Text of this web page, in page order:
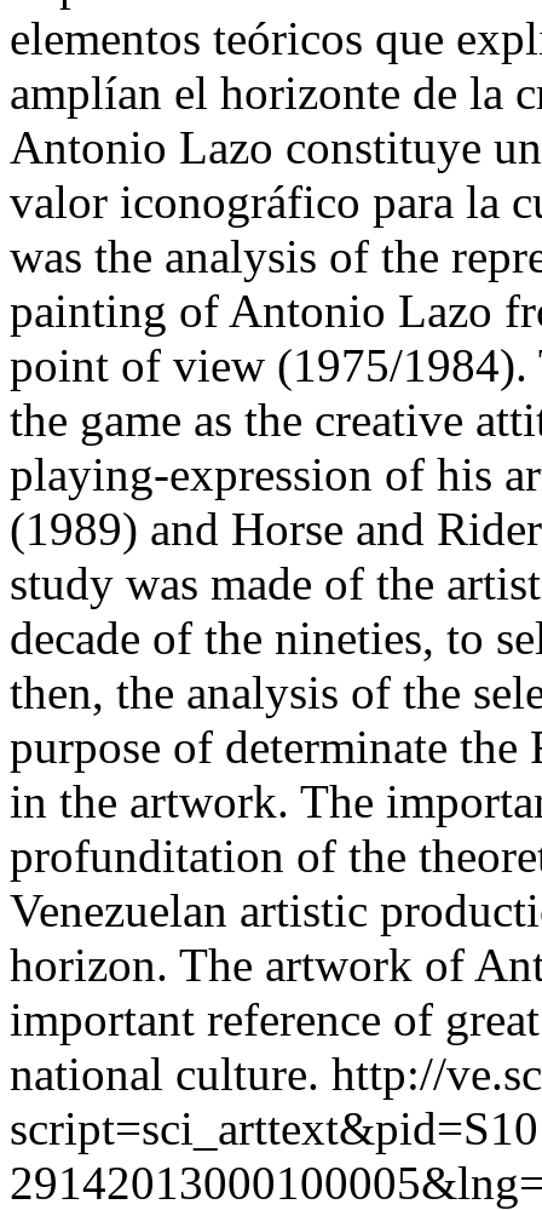
elementos teóricos que
amplían el horizonte de la
Antonio Lazo constituye
valor iconográfico para la
was the analysis of the
painting of Antonio Lazo
point of view (1975/
the game as the creative
playing-expression of his
(1989) and Horse and
study was made of the
decade of the nineties, to
then, the analysis of the
purpose of determinate the
in the artwork. The
profunditation of the
Venezuelan artistic
horizon. The artwork of
important reference of
national culture. http://